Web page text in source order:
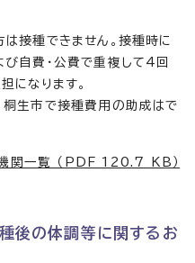
接種できません。接種時に
自費・公費で重複して4回
になります。
生市で接種費用の助成はで
関一覧 （PDF 120.7 KB）
後の体調等に関するお